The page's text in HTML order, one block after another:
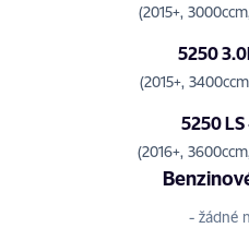
(2015+,
5250
(2015+,
5250 LS
(2016+,
- žádné